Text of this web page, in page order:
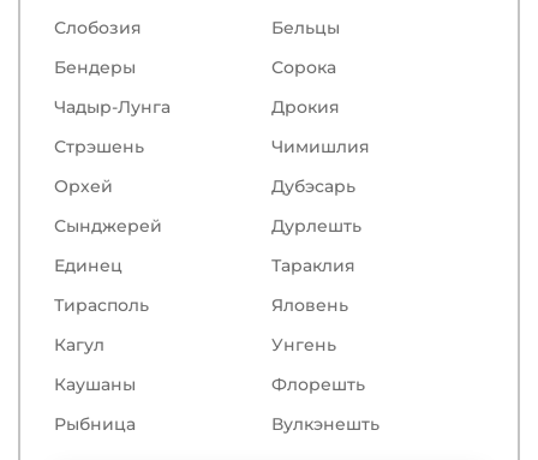
Слобозия
Бельцы
Бендеры
Сорокa
Чадыр-Лунга
Дрокия
Стрэшень
Чимишлия
Орхей
Дубэсарь
Сынджерей
Дурлешть
Единец
Тараклия
Тирасполь
Яловень
Кагул
Унгень
Каушаны
Флорешть
Рыбница
Вулкэнешть